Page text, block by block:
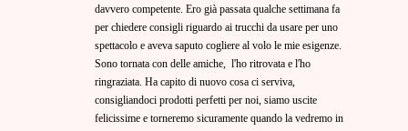
davvero competente. Ero già passata qualche settimana fa
per chiedere consigli riguardo ai trucchi da usare per uno
spettacolo e aveva saputo cogliere al volo le mie esigenze.
Sono tornata con delle amiche, l'ho ritrovata e l'ho
ringraziata. Ha capito di nuovo cosa ci serviva,
consigliandoci prodotti perfetti per noi, siamo uscite
felicissime e torneremo sicuramente quando la vedremo in